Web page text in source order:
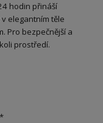
hodin přináší
v elegantním těle
Pro bezpečnější a
prostředí.